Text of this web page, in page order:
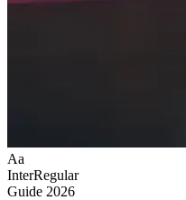
Aa
InterRegular
Guide 2026